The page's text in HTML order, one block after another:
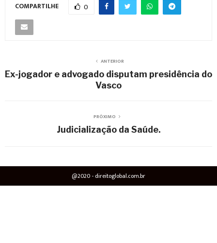
COMPARTILHE 0
ANTERIOR
Ex-jogador e advogado disputam presidência do
Vasco
PRÓXIMO
Judicialização da Saúde.
@2020 - direitoglobal.com.br